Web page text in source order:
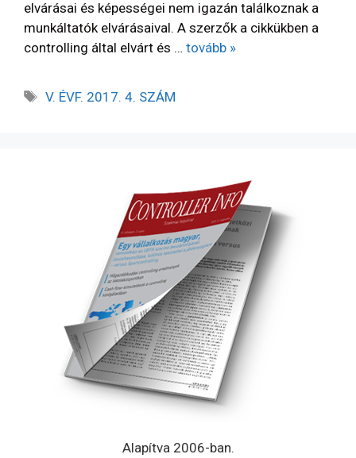
elvárásai és képességei nem igazán találkoznak a
munkáltatók elvárásaival. A szerzők a cikkükben a
controlling által elvárt és … tovább »
V. ÉVF. 2017. 4. SZÁM
Alapítva 2006-ban.